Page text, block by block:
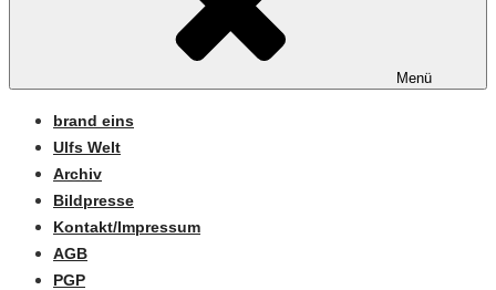
Menü
brand eins
Ulfs Welt
Archiv
Bildpresse
Kontakt/Impressum
AGB
PGP